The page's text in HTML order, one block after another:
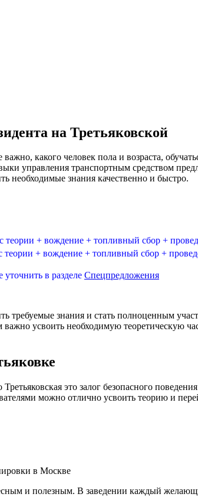
на Третьяковской
какого человек пола и возраста,
управления транспортным средством
необходимые знания качественно и быстро.
+ вождение + топливный сбор +
+ вождение + топливный сбор +
в разделе Спецпредложения
знания и стать полноценным
усвоить необходимую теоретическую
это залог безопасного
можно отлично усвоить теорию и
в Москве
и полезным. В заведении каждый